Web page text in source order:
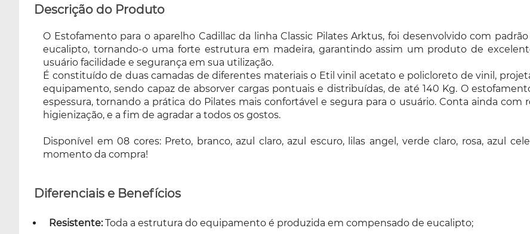
a todos os gostos. Disponível em 08 cores:
Preto, branco, azul claro, azul escuro, lilas
angel, verde claro, rosa, azul celeste e marrom
cappuccino, sendo escolhido no momento da
compra!
Descrição do Produto
O Estofamento para o aparelho Cadillac da linha Classic Pilates Arktus, foi desenvolvido com
eucalipto, tornando-o uma forte estrutura em madeira, garantindo assim um produto de
usuário facilidade e segurança em sua utilização.
É constituído de duas camadas de diferentes materiais o Etil vinil acetato e policloreto de vinil,
equipamento, sendo capaz de absorver cargas pontuais e distribuídas, de até 140 Kg. O
espessura, tornando a prática do Pilates mais confortável e segura para o usuário. Conta ainda
higienização, e a fim de agradar a todos os gostos.
Disponível em 08 cores: Preto, branco, azul claro, azul escuro, lilas angel, verde claro, rosa, azul
momento da compra!
Diferenciais e Benefícios
Resistente:Toda a estrutura do equipamento é produzida em compensado de eucalipto;